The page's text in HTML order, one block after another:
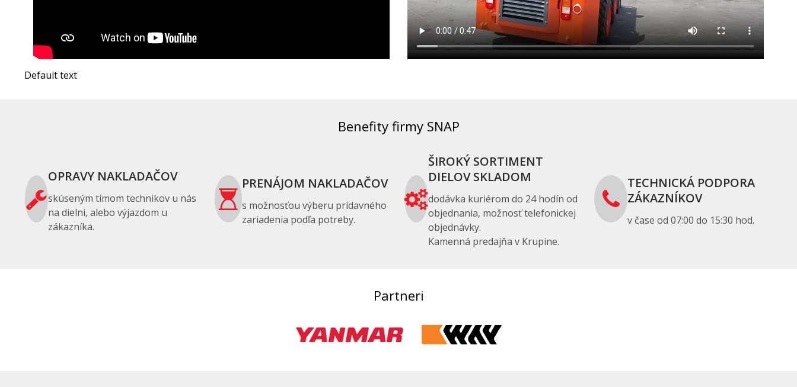
Default text
Benefity firmy SNAP
OPRAVY NAKLADAČOV
skúseným tímom technikov u nás
na dielni, alebo výjazdom u
zákazníka.
PRENÁJOM NAKLADAČOV
s možnosťou výberu prídavného
zariadenia podľa potreby.
ŠIROKÝ SORTIMENT
DIELOV SKLADOM
dodávka kuriérom do 24 hodín od
objednania, možnosť telefonickej
objednávky.
Kamenná predajňa v Krupine.
TECHNICKÁ PODPORA
ZÁKAZNÍKOV
v čase od 07:00 do 15:30 hod.
Partneri